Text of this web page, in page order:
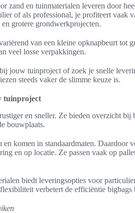
zand en tuinmaterialen leveren door
of als professional, je profiteert vaak
grotere grondwerkprojecten.
van een kleine opknapbeurt tot
veel losse verpakkingen.
jouw tuinproject of zoek je snelle
steeds vaker de slimme keuze is.
tuinproject
en sneller. Ze bieden overzicht bij
bouwplaats.
komen in standaardmaten. Daardoor
en op locatie. Ze passen vaak op
biedt leveringsopties voor
verbetert de efficiëntie